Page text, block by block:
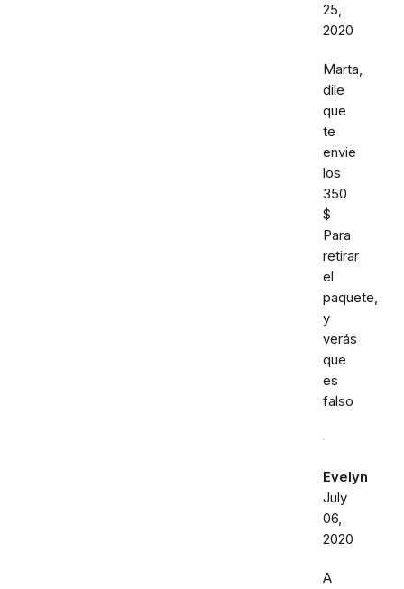
25,
2020
Marta,
dile
que
te
envie
los
350
$
Para
retirar
el
paquete,
y
verás
que
es
falso
Evelyn
July
06,
2020
A